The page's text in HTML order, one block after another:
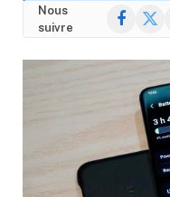
Nous
suivre
Facebook
X